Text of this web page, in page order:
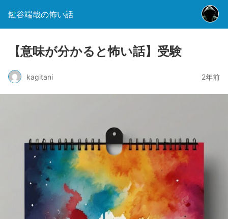
鍵谷端哉の怖い話
【意味が分かると怖い話】受験
kagitani 2年前